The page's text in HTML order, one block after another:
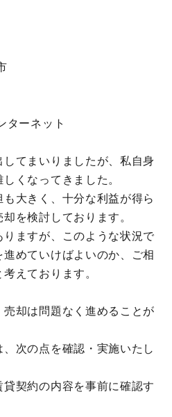
ターネット
てまいりましたが、私自身
くなってきました。
大きく、十分な利益が得ら
を検討しております。
ますが、このような状況で
めていけばよいのか、ご相
えております。
却は問題なく進めることが
次の点を確認・実施いたし
契約の内容を事前に確認す